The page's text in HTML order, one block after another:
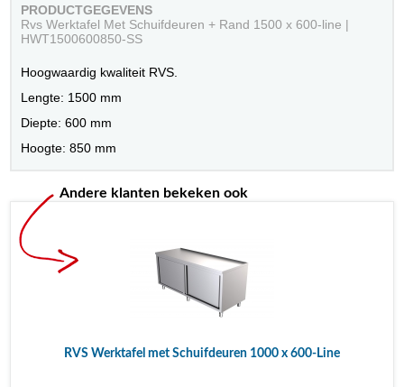
PRODUCTGEGEVENS
Rvs Werktafel Met Schuifdeuren + Rand 1500 x 600-line |
HWT1500600850-SS
Hoogwaardig kwaliteit RVS.
Lengte: 1500 mm
Diepte: 600 mm
Hoogte: 850 mm
Andere klanten bekeken ook
RVS Werktafel met Schuifdeuren 1000 x 600-Line